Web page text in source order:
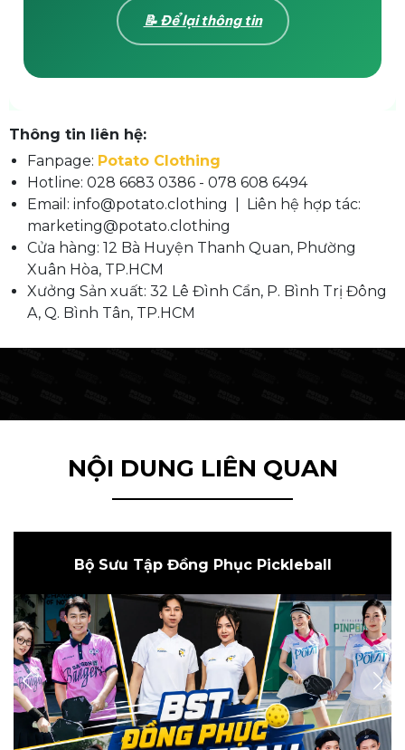
📝 Để lại thông tin
Thông tin liên hệ:
Fanpage: Potato Clothing
Hotline: 028 6683 0386 - 078 608 6494
Email: info@potato.clothing | Liên hệ hợp tác:
marketing@potato.clothing
Cửa hàng: 12 Bà Huyện Thanh Quan, Phường
Xuân Hòa, TP.HCM
Xưởng Sản xuất: 32 Lê Đình Cẩn, P. Bình Trị Đông
A, Q. Bình Tân, TP.HCM
NỘI DUNG LIÊN QUAN
Bộ Sưu Tập Đồng Phục Pickleball